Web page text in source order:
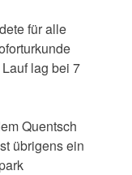
für alle
lag bei 7
Quentsch
übrigens ein